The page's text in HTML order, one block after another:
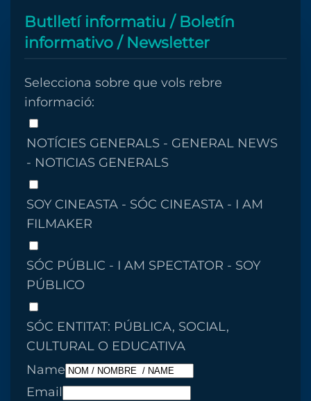
Butlletí informatiu / Boletín
informativo / Newsletter
Selecciona sobre que vols rebre
informació:
NOTÍCIES GENERALS - GENERAL NEWS
- NOTICIAS GENERALS
SOY CINEASTA - SÓC CINEASTA - I AM
FILMAKER
SÓC PÚBLIC - I AM SPECTATOR - SOY
PÚBLICO
SÓC ENTITAT: PÚBLICA, SOCIAL,
CULTURAL O EDUCATIVA
Name
Email